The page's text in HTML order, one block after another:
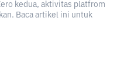
kedua, aktivitas platfrom
Baca artikel ini untuk